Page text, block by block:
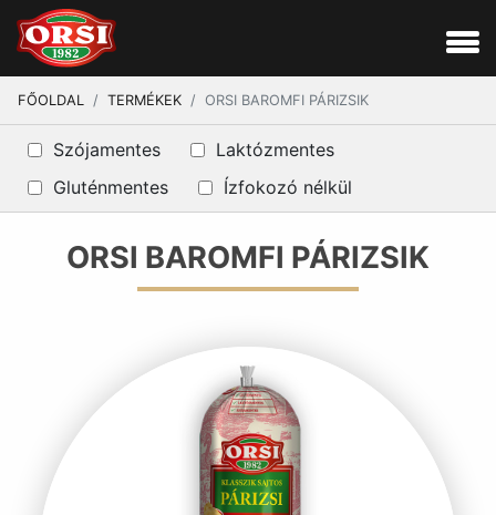
FŐOLDAL TERMÉKEK ORSI BAROMFI PÁRIZSIK
Szójamentes
Laktózmentes
Gluténmentes
Ízfokozó nélkül
ORSI BAROMFI PÁRIZSIK